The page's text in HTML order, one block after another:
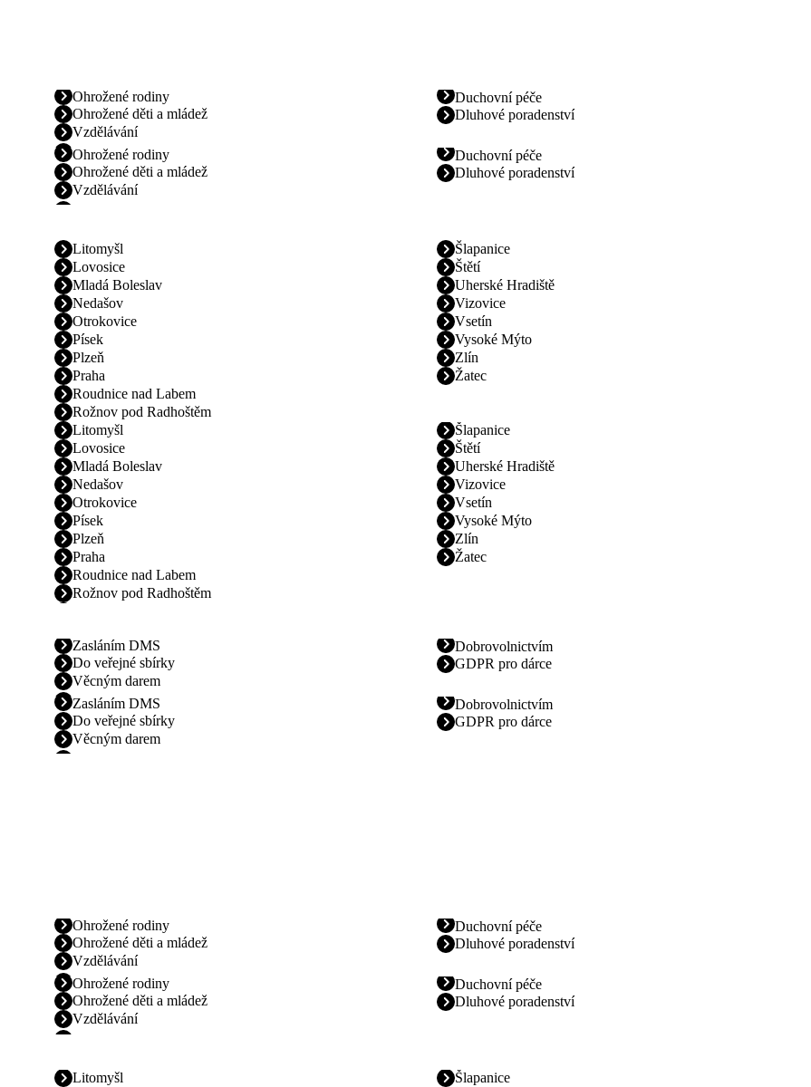
Ohrožené rodiny
Ohrožené děti a mládež
Vzdělávání
Duchovní péče
Dluhové poradenství
Ohrožené rodiny
Ohrožené děti a mládež
Vzdělávání
Duchovní péče
Dluhové poradenství
Litomyšl
Lovosice
Mladá Boleslav
Nedašov
Otrokovice
Písek
Plzeň
Praha
Roudnice nad Labem
Rožnov pod Radhoštěm
Šlapanice
Štětí
Uherské Hradiště
Vizovice
Vsetín
Vysoké Mýto
Zlín
Žatec
Litomyšl
Lovosice
Mladá Boleslav
Nedašov
Otrokovice
Písek
Plzeň
Praha
Roudnice nad Labem
Rožnov pod Radhoštěm
Šlapanice
Štětí
Uherské Hradiště
Vizovice
Vsetín
Vysoké Mýto
Zlín
Žatec
Zasláním DMS
Do veřejné sbírky
Věcným darem
Dobrovolnictvím
GDPR pro dárce
Zasláním DMS
Do veřejné sbírky
Věcným darem
Dobrovolnictvím
GDPR pro dárce
Ohrožené rodiny
Ohrožené děti a mládež
Vzdělávání
Duchovní péče
Dluhové poradenství
Ohrožené rodiny
Ohrožené děti a mládež
Vzdělávání
Duchovní péče
Dluhové poradenství
Litomyšl
Šlapanice